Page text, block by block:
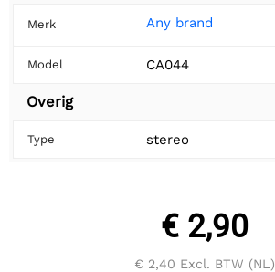
Merk Any brand
Model CA044
Overig
Type stereo
€ 2,90
€ 2,40 Excl. BTW (NL)